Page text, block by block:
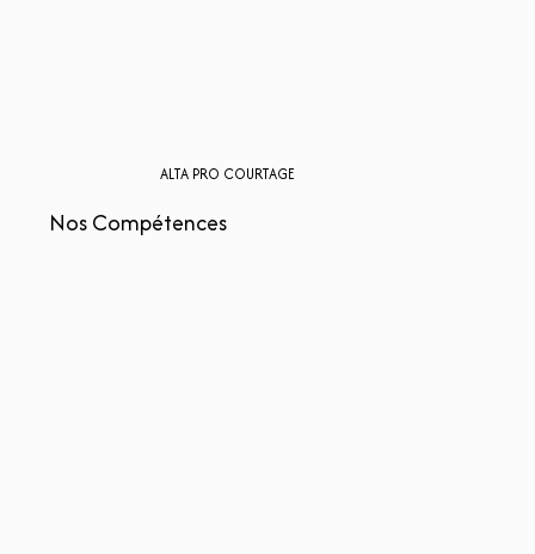
ALTA PRO COURTAGE
Nos Compétences